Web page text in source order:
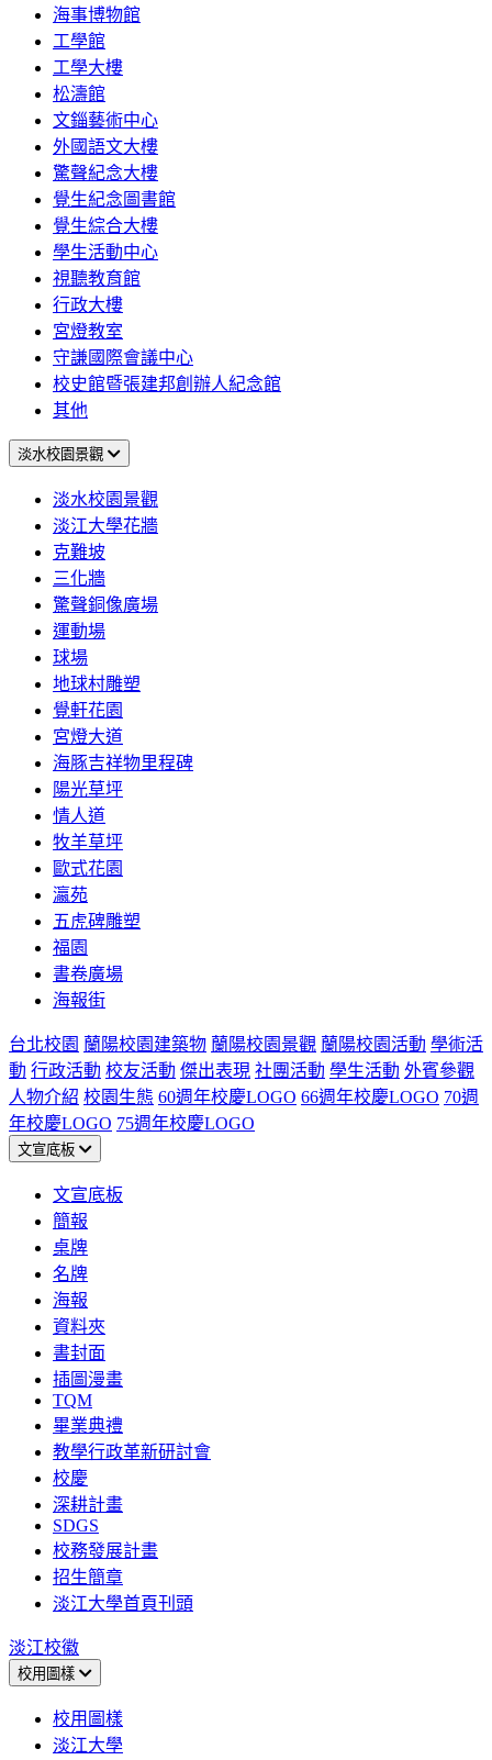
海事博物館
工學館
工學大樓
松濤館
文錙藝術中心
外國語文大樓
驚聲紀念大樓
覺生紀念圖書館
覺生綜合大樓
學生活動中心
視聽教育館
行政大樓
宮燈教室
守謙國際會議中心
校史館暨張建邦創辦人紀念館
其他
淡水校園景觀
淡水校園景觀
淡江大學花牆
克難坡
三化牆
驚聲銅像廣場
運動場
球場
地球村雕塑
覺軒花園
宮燈大道
海豚吉祥物里程碑
陽光草坪
情人道
牧羊草坪
歐式花園
瀛苑
五虎碑雕塑
福園
書卷廣場
海報街
台北校園 蘭陽校園建築物 蘭陽校園景觀 蘭陽校園活動 學術活
動 行政活動 校友活動 傑出表現 社團活動 學生活動 外賓參觀
人物介紹 校園生態 60週年校慶LOGO 66週年校慶LOGO 70週
年校慶LOGO 75週年校慶LOGO
文宣底板
文宣底板
簡報
桌牌
名牌
海報
資料夾
書封面
插圖漫畫
TQM
畢業典禮
教學行政革新研討會
校慶
深耕計畫
SDGS
校務發展計畫
招生簡章
淡江大學首頁刊頭
淡江校徽
校用圖樣
校用圖樣
淡江大學